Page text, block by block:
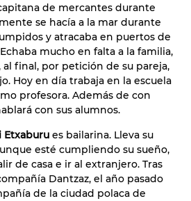
de mercantes durante
se hacía a la mar durante
y atracaba en puertos de
mucho en falta a la familia,
al final, por petición de su pareja,
Hoy en día trabaja en la escuela
profesora. Además de con
con sus alumnos.
Etxaburu es bailarina. Lleva su
esté cumpliendo su sueño,
de casa e ir al extranjero. Tras
Dantzaz, el año pasado
de la ciudad polaca de